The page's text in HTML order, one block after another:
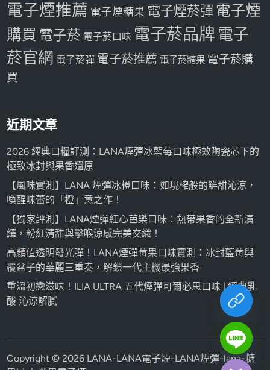
電子煙推薦 電子煙糖果 電子煙菸彈 電子煙
購買 電子菸 電子菸口味 電子菸品牌 電子
菸官網 電子菸彈 電子菸推薦 電子菸糖果 電子菸購
買
近期文章
2026 經典口糧評測：LANA煙彈冰藍莓口味極效陶瓷芯下的
極致冰封與果香還原
【風味實測】LANA 煙彈冰橙口味：如現榨般的鮮甜沁涼，
喚醒味蕾的「橙」意之作！
【獨家評測】LANA煙彈紅心芭樂口味：熱帶果香的全新演
繹，粉紅清甜與擊喉涼感完美交織！
高顏值透明發光彈！LANA煙彈莓果口味實測：冰封藍莓與
覆盆子的華麗三重奏，解鎖一代主機最強果香
重溫初戀滋味！ILIA ULTRA 五代煙彈可爾必思口味 | 經典乳
酸 沁涼解膩
Copyright © 2026 LANA-LANA電子煙-LANA煙彈-lana-糖
Hide
chaty